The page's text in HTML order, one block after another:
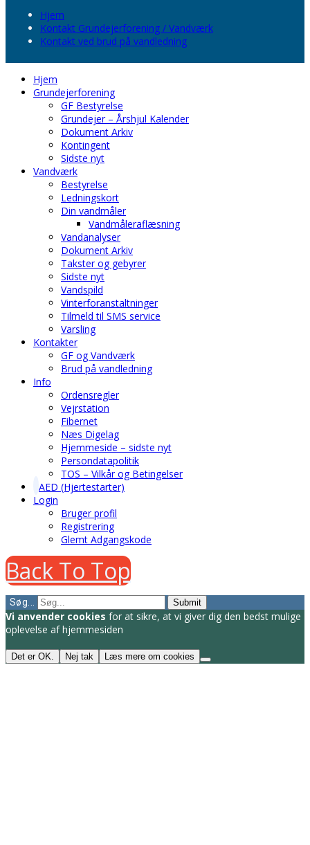
Hjem
Kontakt Grundejerforening / Vandværk
Kontakt ved brud på vandledning
Hjem
Grundejerforening
GF Bestyrelse
Grundejer – Årshjul Kalender
Dokument Arkiv
Kontingent
Sidste nyt
Vandværk
Bestyrelse
Ledningskort
Din vandmåler
Vandmåleraflæsning
Vandanalyser
Dokument Arkiv
Takster og gebyrer
Sidste nyt
Vandspild
Vinterforanstaltninger
Tilmeld til SMS service
Varsling
Kontakter
GF og Vandværk
Brud på vandledning
Info
Ordensregler
Vejrstation
Fibernet
Næs Digelag
Hjemmeside – sidste nyt
Persondatapolitik
TOS – Vilkår og Betingelser
AED (Hjertestarter)
Login
Bruger profil
Registrering
Glemt Adgangskode
Back To Top
Søg... Submit
Vi anvender cookies for at sikre, at vi giver dig den bedst mulige
oplevelse af hjemmesiden
Det er OK. Nej tak Læs mere om cookies